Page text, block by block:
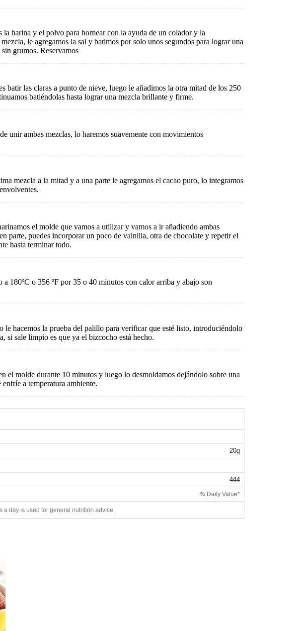
la harina y el polvo para hornear con la ayuda de un colador y la
le agregamos la sal y batimos por solo unos segundos para lograr una
sin grumos. Reservamos
batir las claras a punto de nieve, luego le añadimos la otra mitad de los 250
batiéndolas hasta lograr una mezcla brillante y firme.
unir ambas mezclas, lo haremos suavemente con movimientos
mezcla a la mitad y a una parte le agregamos el cacao puro, lo integramos
el molde que vamos a utilizar y vamos a ir añadiendo ambas
parte, puedes incorporar un poco de vainilla, otra de chocolate y repetir el
hasta terminar todo.
a 180ºC o 356 ºF por 35 o 40 minutos con calor arriba y abajo son
le hacemos la prueba del palillo para verificar que esté listo, introduciéndolo
si sale limpio es que ya el bizcocho está hecho.
el molde durante 10 minutos y luego lo desmoldamos dejándolo sobre una
enfríe a temperatura ambiente.
20g
444
% Daily Value*
a day is used for general nutrition advice.